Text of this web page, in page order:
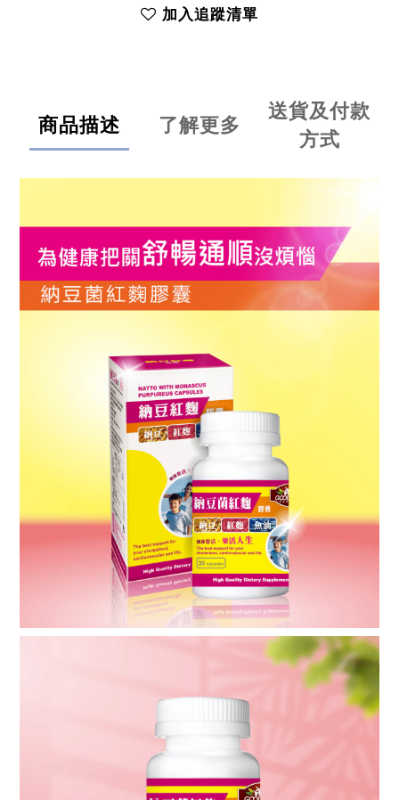
加入追蹤清單
商品描述 了解更多
送貨及付款
方式